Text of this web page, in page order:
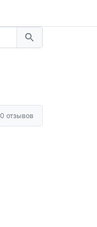
0 отзывов